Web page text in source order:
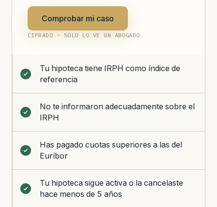
Comprobar mi caso
CIFRADO · SOLO LO VE UN ABOGADO
Tu hipoteca tiene IRPH como índice de
referencia
No te informaron adecuadamente sobre el
IRPH
Has pagado cuotas superiores a las del
Euríbor
Tu hipoteca sigue activa o la cancelaste
hace menos de 5 años